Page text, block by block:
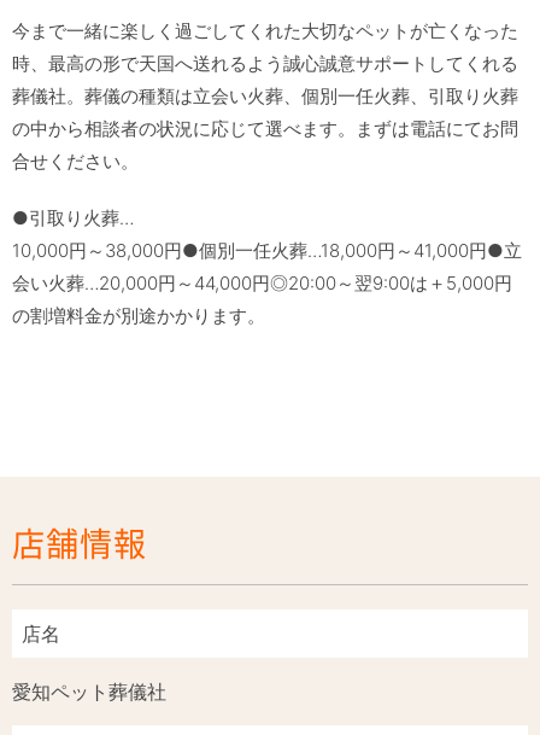
今まで一緒に楽しく過ごしてくれた大切なペットが亡くなった
時、最高の形で天国へ送れるよう誠心誠意サポートしてくれる
葬儀社。葬儀の種類は立会い火葬、個別一任火葬、引取り火葬
の中から相談者の状況に応じて選べます。まずは電話にてお問
合せください。
●引取り火葬…
10,000円～38,000円●個別一任火葬…18,000円～41,000円●立
会い火葬…20,000円～44,000円◎20:00～翌9:00は＋5,000円
の割増料金が別途かかります。
店舗情報
店名
愛知ペット葬儀社